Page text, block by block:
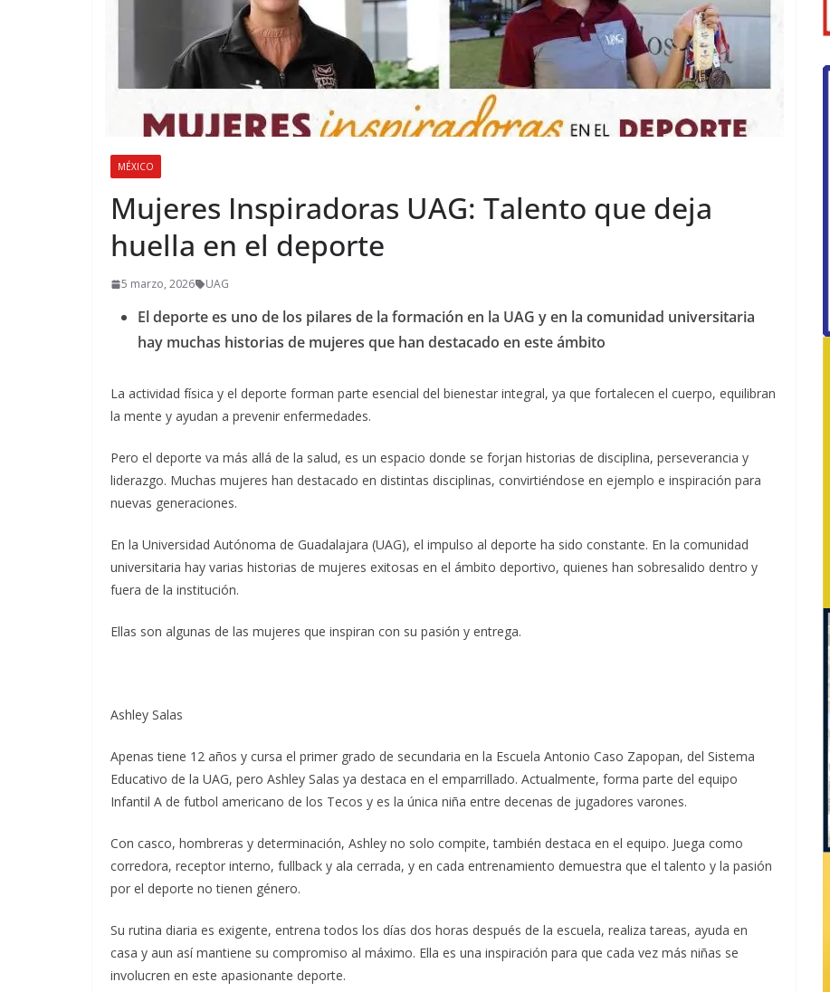
MÉXICO
Mujeres Inspiradoras UAG: Talento que deja
huella en el deporte
5 marzo, 2026 UAG
El deporte es uno de los pilares de la formación en la UAG y en la comunidad universitaria
hay muchas historias de mujeres que han destacado en este ámbito
La actividad física y el deporte forman parte esencial del bienestar integral, ya que fortalecen el cuerpo, equilibran
la mente y ayudan a prevenir enfermedades.
Pero el deporte va más allá de la salud, es un espacio donde se forjan historias de disciplina, perseverancia y
liderazgo. Muchas mujeres han destacado en distintas disciplinas, convirtiéndose en ejemplo e inspiración para
nuevas generaciones.
En la Universidad Autónoma de Guadalajara (UAG), el impulso al deporte ha sido constante. En la comunidad
universitaria hay varias historias de mujeres exitosas en el ámbito deportivo, quienes han sobresalido dentro y
fuera de la institución.
Ellas son algunas de las mujeres que inspiran con su pasión y entrega.
Ashley Salas
Apenas tiene 12 años y cursa el primer grado de secundaria en la Escuela Antonio Caso Zapopan, del Sistema
Educativo de la UAG, pero Ashley Salas ya destaca en el emparrillado. Actualmente, forma parte del equipo
Infantil A de futbol americano de los Tecos y es la única niña entre decenas de jugadores varones.
Con casco, hombreras y determinación, Ashley no solo compite, también destaca en el equipo. Juega como
corredora, receptor interno, fullback y ala cerrada, y en cada entrenamiento demuestra que el talento y la pasión
por el deporte no tienen género.
Su rutina diaria es exigente, entrena todos los días dos horas después de la escuela, realiza tareas, ayuda en
casa y aun así mantiene su compromiso al máximo. Ella es una inspiración para que cada vez más niñas se
involucren en este apasionante deporte.